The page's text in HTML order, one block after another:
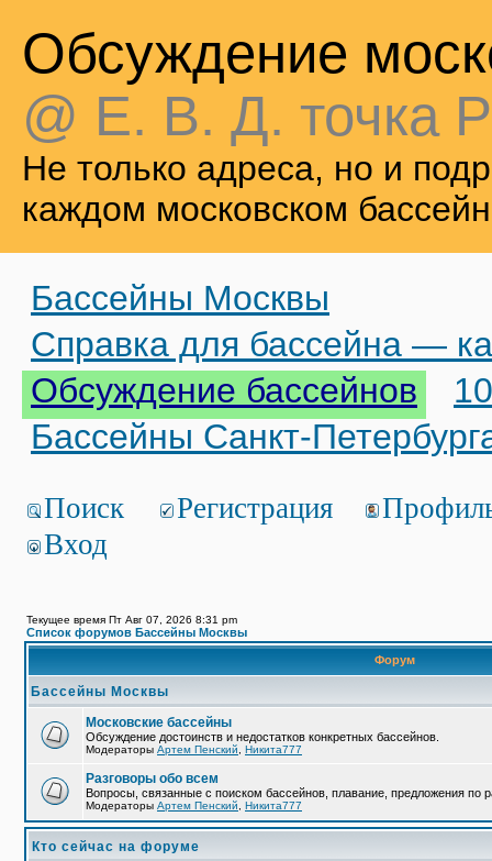
Обсуждение
@ Е. В. Д. точка
Не только адреса, но и
каждом московском
Бассейны Москвы
Справка для бассейна —
Обсуждение бассейнов
Бассейны Санкт-
Поиск Регистрация
Вход
Текущее время Пт Авг 07, 2026 8:31 pm
Список форумов Бассейны Москвы
Форум
Бассейны Москвы
Московские бассейны
Обсуждение достоинств и недостатков конкретных бассейнов.
Модераторы Артем Пенский Никита777
Разговоры обо всем
Вопросы, связанные с поиском бассейнов, плавание, предложения по
Модераторы Артем Пенский Никита777
Кто сейчас на форуме